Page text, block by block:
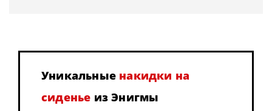
Уникальные накидки на
сиденье из Энигмы